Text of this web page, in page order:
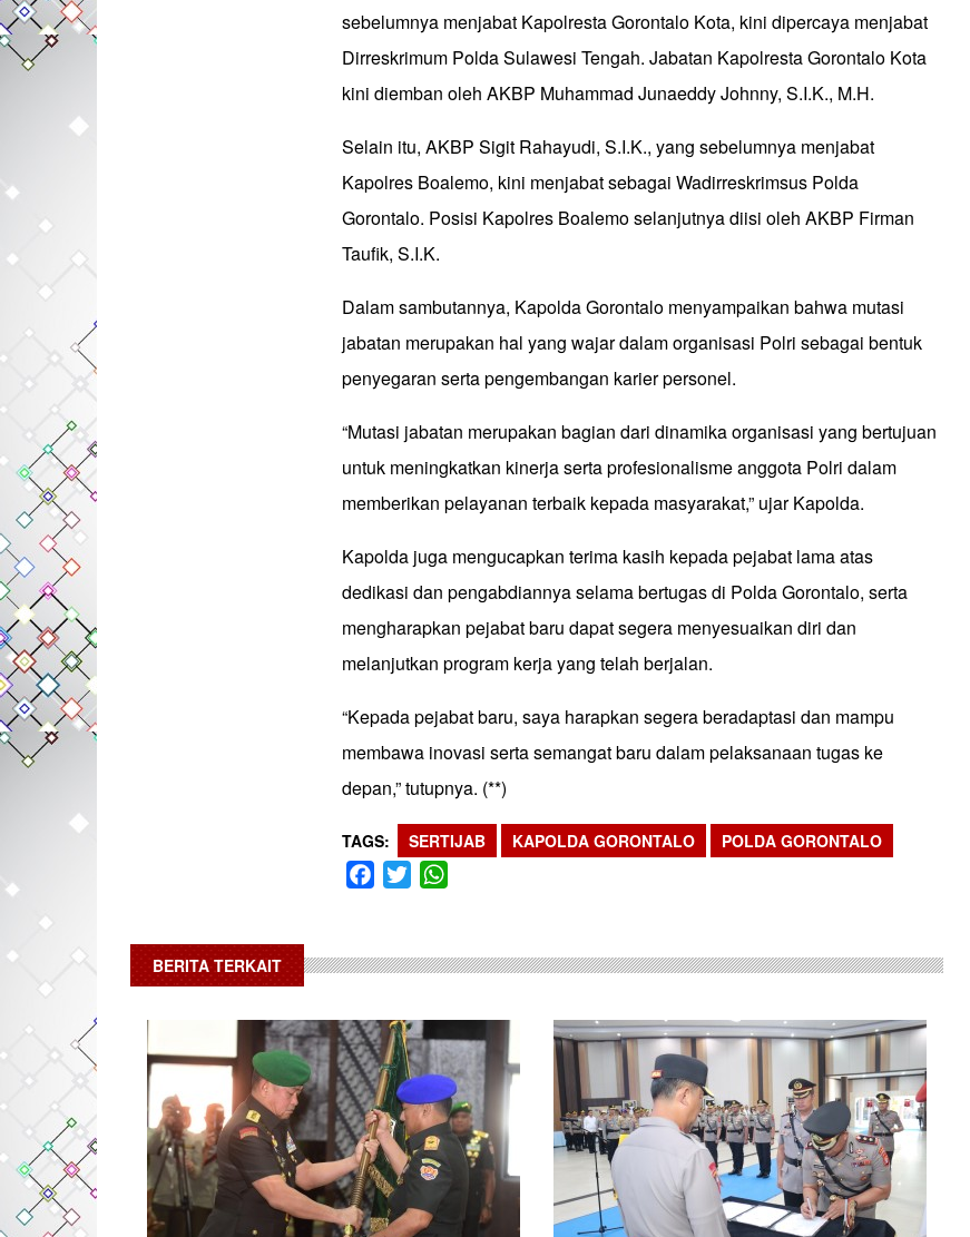
sebelumnya menjabat Kapolresta Gorontalo Kota, kini dipercaya menjabat
Dirreskrimum Polda Sulawesi Tengah. Jabatan Kapolresta Gorontalo Kota
kini diemban oleh AKBP Muhammad Junaeddy Johnny, S.I.K., M.H.
Selain itu, AKBP Sigit Rahayudi, S.I.K., yang sebelumnya menjabat
Kapolres Boalemo, kini menjabat sebagai Wadirreskrimsus Polda
Gorontalo. Posisi Kapolres Boalemo selanjutnya diisi oleh AKBP Firman
Taufik, S.I.K.
Dalam sambutannya, Kapolda Gorontalo menyampaikan bahwa mutasi
jabatan merupakan hal yang wajar dalam organisasi Polri sebagai bentuk
penyegaran serta pengembangan karier personel.
“Mutasi jabatan merupakan bagian dari dinamika organisasi yang bertujuan
untuk meningkatkan kinerja serta profesionalisme anggota Polri dalam
memberikan pelayanan terbaik kepada masyarakat,” ujar Kapolda.
Kapolda juga mengucapkan terima kasih kepada pejabat lama atas
dedikasi dan pengabdiannya selama bertugas di Polda Gorontalo, serta
mengharapkan pejabat baru dapat segera menyesuaikan diri dan
melanjutkan program kerja yang telah berjalan.
“Kepada pejabat baru, saya harapkan segera beradaptasi dan mampu
membawa inovasi serta semangat baru dalam pelaksanaan tugas ke
depan,” tutupnya. (**)
TAGS SERTIJAB KAPOLDA GORONTALO POLDA GORONTALO
Facebook
Twitter
BERITA TERKAIT